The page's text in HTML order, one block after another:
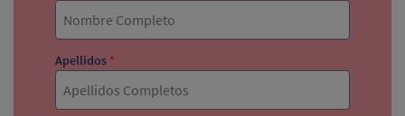
Apellidos *